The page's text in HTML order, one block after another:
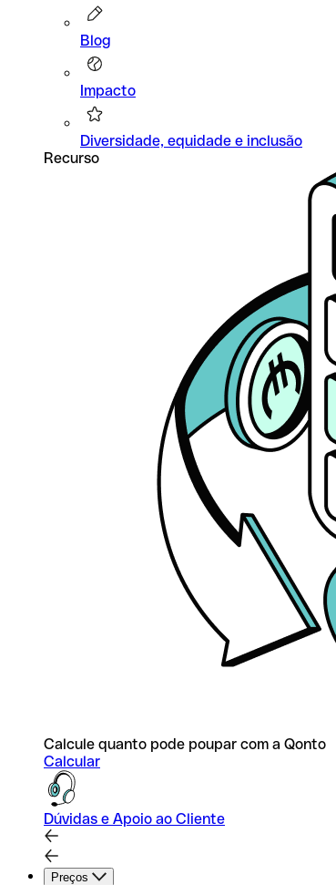
Blog
Impacto
Diversidade, equidade e inclusão
Recurso
Calcule quanto pode poupar com a Qonto
Calcular
Dúvidas e Apoio ao Cliente
Preços